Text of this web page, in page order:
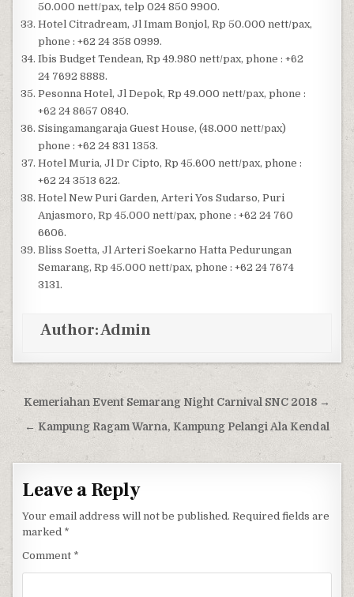
50.000 nett/pax, telp 024 850 9900.
Hotel Citradream, Jl Imam Bonjol, Rp 50.000 nett/pax,
phone : +62 24 358 0999.
Ibis Budget Tendean, Rp 49.980 nett/pax, phone : +62
24 7692 8888.
Pesonna Hotel, Jl Depok, Rp 49.000 nett/pax, phone :
+62 24 8657 0840.
Sisingamangaraja Guest House, (48.000 nett/pax)
phone : +62 24 831 1353.
Hotel Muria, Jl Dr Cipto, Rp 45.600 nett/pax, phone :
+62 24 3513 622.
Hotel New Puri Garden, Arteri Yos Sudarso, Puri
Anjasmoro, Rp 45.000 nett/pax, phone : +62 24 760
6606.
Bliss Soetta, Jl Arteri Soekarno Hatta Pedurungan
Semarang, Rp 45.000 nett/pax, phone : +62 24 7674
3131.
Author:Admin
Post navigation
Kemeriahan Event Semarang Night Carnival SNC 2018 →
← Kampung Ragam Warna, Kampung Pelangi Ala Kendal
Leave a Reply
Your email address will not be published. Required fields are
marked *
Comment *